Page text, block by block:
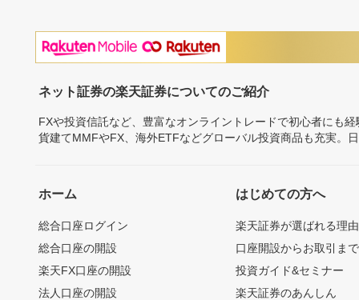
ネット証券の楽天証券についてのご紹介
FXや投資信託など、豊富なオンライントレードで初心者にも
貨建てMMFやFX、海外ETFなどグローバル投資商品も充実。
ホーム
総合口座ログイン
総合口座の開設
楽天FX口座の開設
法人口座の開設
はじめての方へ
楽天証券が選ばれる理由
口座開設からお取引ま
投資ガイド&セミナー
楽天証券のあんしん